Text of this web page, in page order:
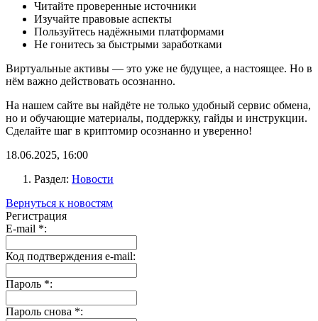
Читайте проверенные источники
Изучайте правовые аспекты
Пользуйтесь надёжными платформами
Не гонитесь за быстрыми заработками
Виртуальные активы — это уже не будущее, а настоящее. Но в
нём важно действовать осознанно.
На нашем сайте вы найдёте не только удобный сервис обмена,
но и обучающие материалы, поддержку, гайды и инструкции.
Сделайте шаг в криптомир осознанно и уверенно!
18.06.2025, 16:00
Раздел: Новости
Вернуться к новостям
Регистрация
E-mail *:
Код подтверждения e-mail:
Пароль *:
Пароль снова *: